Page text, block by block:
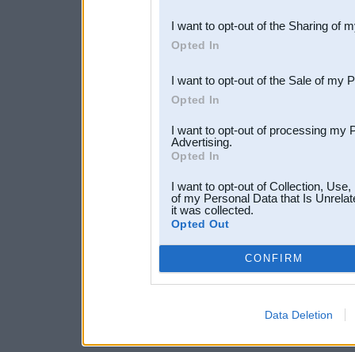
Downstream Participants
third parties.
I want to opt-out of the Sharing of
Opted In
I want to opt-out of the Sale of my
Opted In
I want to opt-out of processing my
Advertising.
Opted In
I want to opt-out of Collection,
of my Personal Data that Is
it was collected.
Opted Out
CONFIRM
Data Deletion